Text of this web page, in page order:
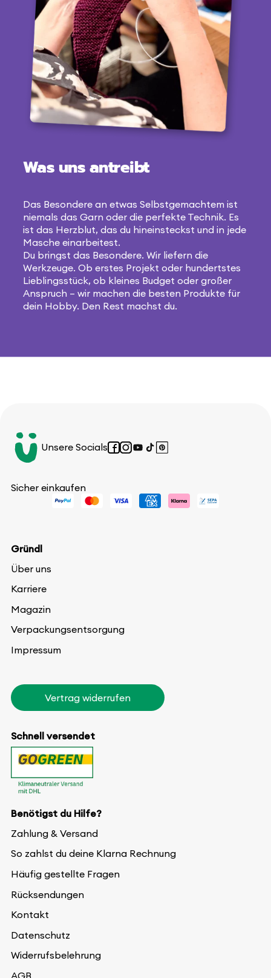
Was uns antreibt
Das Besondere an etwas Selbstgemachtem ist
niemals das Garn oder die perfekte Technik. Es
ist das Herzblut, das du hineinsteckst und in jede
Masche einarbeitest.
Du bringst das Besondere. Wir liefern die
Werkzeuge. Ob erstes Projekt oder hundertstes
Lieblingsstück, ob kleines Budget oder großer
Anspruch – wir machen die besten Produkte für
dein Hobby. Den Rest machst du.
Unsere SocialsFacebook
Instagram
YouTube
TikTokPinterest
Sicher einkaufen
Benötigst du Hilfe?
Zahlung & Versand
So zahlst du deine Klarna Rechnung
Häufig gestellte Fragen
Rücksendungen
Kontakt
Datenschutz
Widerrufsbelehrung
Gründl
Über uns
Karriere
Magazin
Verpackungsentsorgung
Impressum
Vertrag widerrufen
Schnell versendet